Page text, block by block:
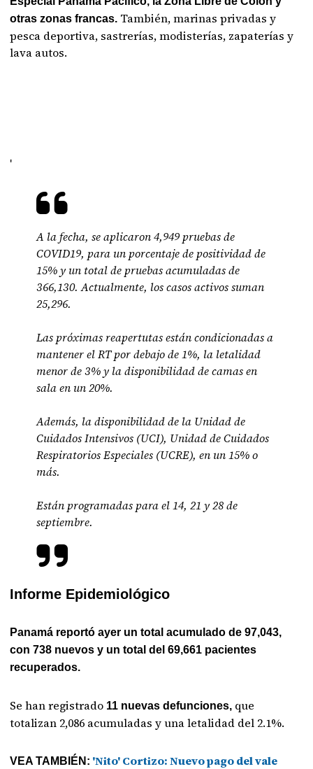
otras zonas francas. También, marinas privadas y
pesca deportiva, sastrerías, modisterías, zapaterías y
lava autos.
'
A la fecha, se aplicaron 4,949 pruebas de
COVID19, para un porcentaje de positividad de
15% y un total de pruebas acumuladas de
366,130. Actualmente, los casos activos suman
25,296.
Las próximas reapertutas están condicionadas a
mantener el RT por debajo de 1%, la letalidad
menor de 3% y la disponibilidad de camas en
sala en un 20%.
Además, la disponibilidad de la Unidad de
Cuidados Intensivos (UCI), Unidad de Cuidados
Respiratorios Especiales (UCRE), en un 15% o
más.
Están programadas para el 14, 21 y 28 de
septiembre.
Informe Epidemiológico
Panamá reportó ayer un total acumulado de 97,043,
con 738 nuevos y un total del 69,661 pacientes
recuperados.
Se han registrado 11 nuevas defunciones, que
totalizan 2,086 acumuladas y una letalidad del 2.1%.
VEA TAMBIÉN: 'Nito' Cortizo: Nuevo pago del vale